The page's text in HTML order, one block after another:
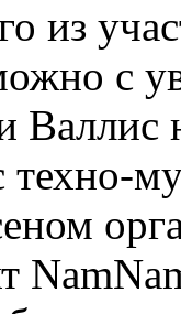
из
с
Валлис